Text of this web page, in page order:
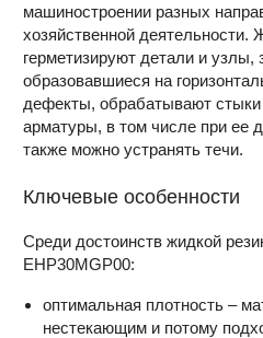
машиностроении разных
хозяйственной деятельности.
герметизируют детали и узлы,
образовавшиеся на
дефекты, обрабатывают стыки
арматуры, в том числе при ее
также можно устранять течи.
Ключевые особенности
Среди достоинств жидкой
EHP30MGP00:
оптимальная плотность –
нестекающим и потому